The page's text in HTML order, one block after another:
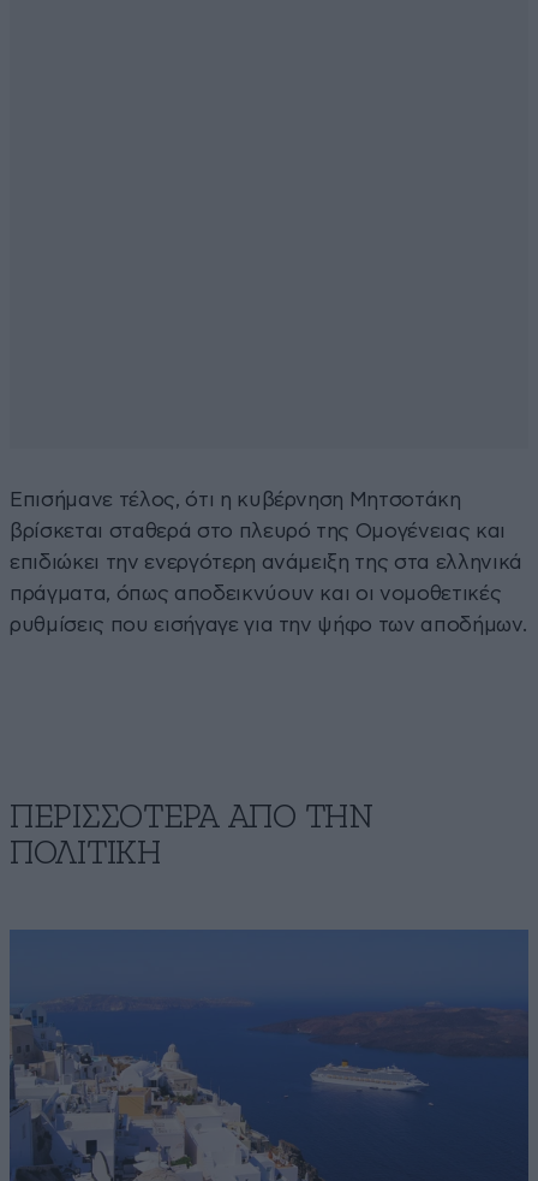
Επισήμανε τέλος, ότι η κυβέρνηση Μητσοτάκη
βρίσκεται σταθερά στο πλευρό της Ομογένειας και
επιδιώκει την ενεργότερη ανάμειξη της στα ελληνικά
πράγματα, όπως αποδεικνύουν και οι νομοθετικές
ρυθμίσεις που εισήγαγε για την ψήφο των αποδήμων.
ΠΕΡΙΣΣΟΤΕΡΑ ΑΠΟ ΤΗΝ
ΠΟΛΙΤΙΚΗ